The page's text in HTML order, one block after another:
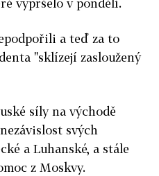
vypršelo v pondělí.
a teď za to
"sklízejí zasloužený
síly na východě
svých
a Luhanské, a stále
z Moskvy.